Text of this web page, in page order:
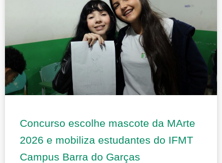
Concurso escolhe mascote da MArte
2026 e mobiliza estudantes do IFMT
Campus Barra do Garças